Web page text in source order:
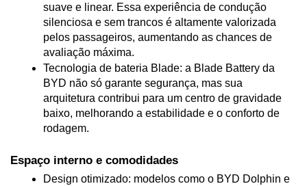
suave e linear. Essa experiência de condução
silenciosa e sem trancos é altamente valorizada
pelos passageiros, aumentando as chances de
avaliação máxima.
Tecnologia de bateria Blade: a Blade Battery da
BYD não só garante segurança, mas sua
arquitetura contribui para um centro de gravidade
baixo, melhorando a estabilidade e o conforto de
rodagem.
Espaço interno e comodidades
Design otimizado: modelos como o BYD Dolphin e